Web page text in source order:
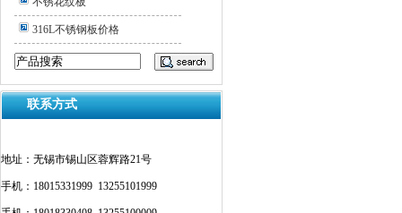
316L不锈钢板价格
联系方式
地址：无锡市锡山区蓉辉路21号
手机：18015331999 13255101999